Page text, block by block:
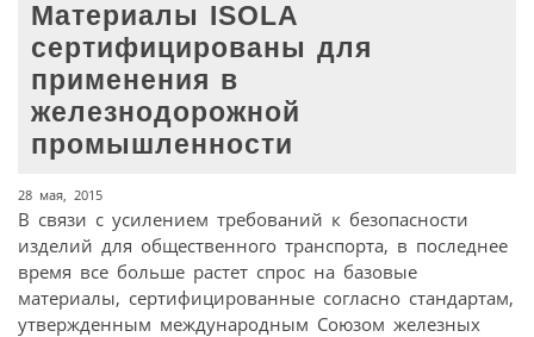
Материалы ISOLA
сертифицированы для
применения в
железнодорожной
промышленности
28 мая, 2015
В связи с усилением требований к безопасности
изделий для общественного транспорта, в последнее
время все больше растет спрос на базовые
материалы, сертифицированные согласно стандартам,
утвержденным международным Союзом железных